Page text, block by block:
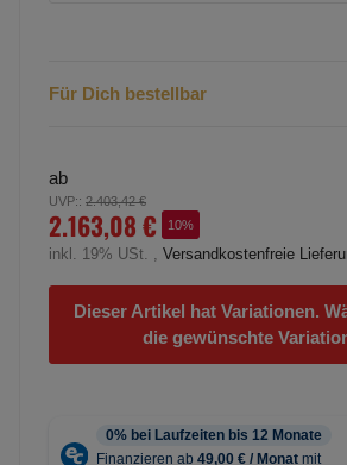
Für Dich bestellbar
ab
UVP:: 2.403,42 €
2.163,08 € 10%
inkl. 19% USt. , Versandkostenfreie
Dieser Artikel hat Variationen.
die gewünschte